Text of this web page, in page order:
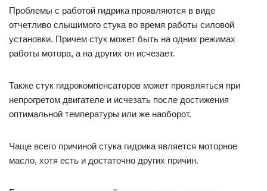
Проблемы с работой гидрика проявляются в виде
отчетливо слышимого стука во время работы силовой
установки. Причем стук может быть на одних режимах
работы мотора, а на других он исчезает.
Также стук гидрокомпенсаторов может проявляться при
непрогретом двигателе и исчезать после достижения
оптимальной температуры или же наоборот.
Чаще всего причиной стука гидрика является моторное
масло, хотя есть и достаточно других причин.